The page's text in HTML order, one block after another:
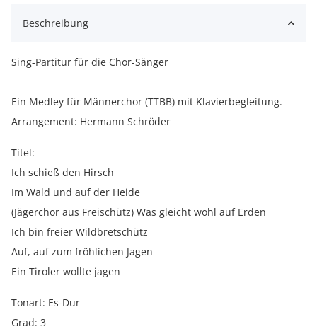
Beschreibung
Sing-Partitur für die Chor-Sänger
Ein Medley für Männerchor (TTBB) mit Klavierbegleitung.
Arrangement: Hermann Schröder
Titel:
Ich schieß den Hirsch
Im Wald und auf der Heide
(Jägerchor aus Freischütz) Was gleicht wohl auf Erden
Ich bin freier Wildbretschütz
Auf, auf zum fröhlichen Jagen
Ein Tiroler wollte jagen
Tonart: Es-Dur
Grad: 3